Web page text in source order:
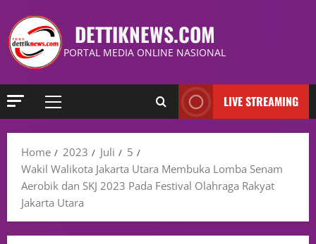
DETTIKNEWS.COM
PORTAL MEDIA ONLINE NASIONAL
LIVE STREAMING
Home 2023 Juli
5
Wakil Walikota Jakarta Utara Membuka Lomba Senam
Aerobik dan SKJ 2023 Pada Festival Olahraga Rakyat
Jakarta Utara